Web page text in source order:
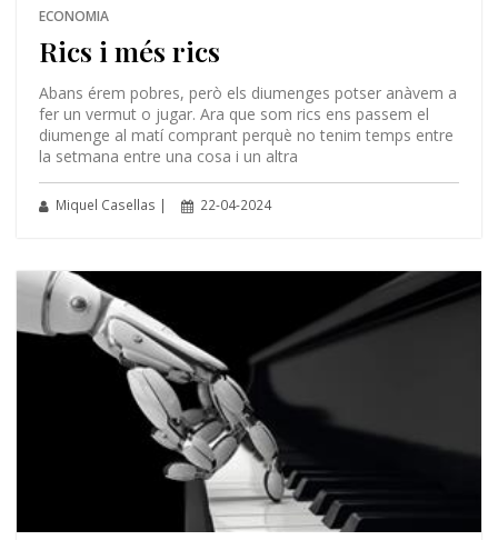
ECONOMIA
Rics i més rics
Abans érem pobres, però els diumenges potser anàvem a
fer un vermut o jugar. Ara que som rics ens passem el
diumenge al matí comprant perquè no tenim temps entre
la setmana entre una cosa i un altra
Miquel Casellas | 22-04-2024